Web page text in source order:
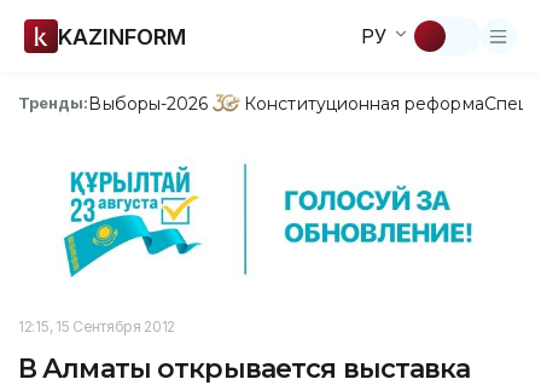
KAZINFORM РУ
Тренды:Выборы-2026 Конституционная реформа
12:15, 15 Сентября 2012
В Алматы открывается выставка